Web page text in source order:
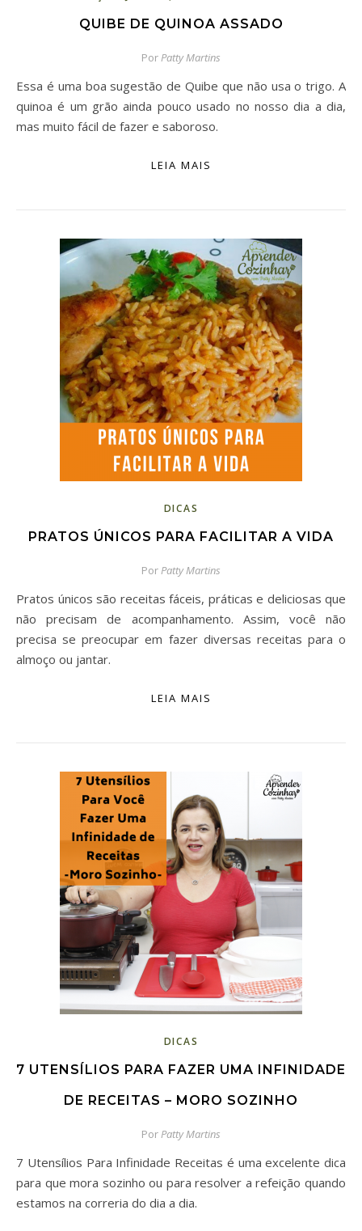
QUIBE DE QUINOA ASSADO
PorPatty Martins
Essa é uma boa sugestão de Quibe que não usa o trigo. A
quinoa é um grão ainda pouco usado no nosso dia a dia,
mas muito fácil de fazer e saboroso.
LEIA MAIS
DICAS
PRATOS ÚNICOS PARA FACILITAR A VIDA
PorPatty Martins
Pratos únicos são receitas fáceis, práticas e deliciosas que
não precisam de acompanhamento. Assim, você não
precisa se preocupar em fazer diversas receitas para o
almoço ou jantar.
LEIA MAIS
DICAS
7 UTENSÍLIOS PARA FAZER UMA INFINIDADE
DE RECEITAS – MORO SOZINHO
PorPatty Martins
7 Utensílios Para Infinidade Receitas é uma excelente dica
para que mora sozinho ou para resolver a refeição quando
estamos na correria do dia a dia.